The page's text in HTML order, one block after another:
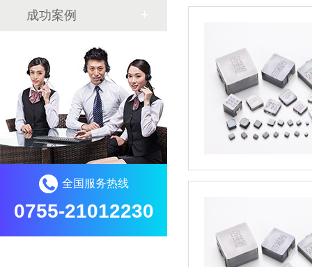
成功案例
全国服务热线
0755-21012230